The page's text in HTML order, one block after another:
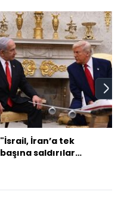
"İsrail, İran’a tek
başına saldırılar